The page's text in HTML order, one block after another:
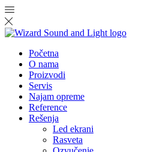
Početna
O nama
Proizvodi
Servis
Najam opreme
Reference
Rešenja
Led ekrani
Rasveta